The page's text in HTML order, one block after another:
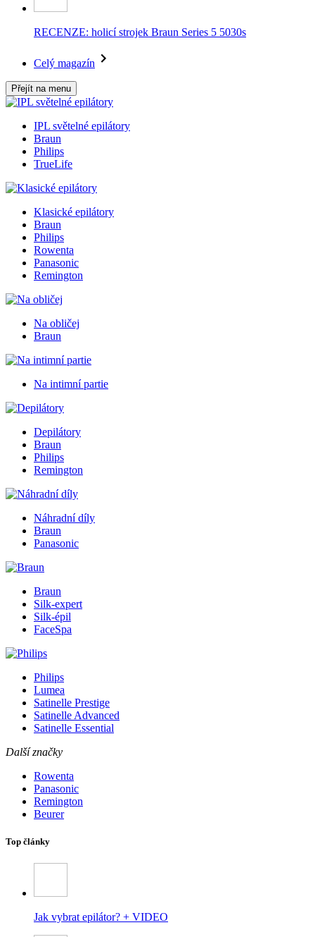
RECENZE: holicí strojek Braun Series 5 5030s
Celý magazín
Přejít na menu
IPL světelné epilátory
Braun
Philips
TrueLife
Klasické epilátory
Braun
Philips
Rowenta
Panasonic
Remington
Na obličej
Braun
Na intimní partie
Depilátory
Braun
Philips
Remington
Náhradní díly
Braun
Panasonic
Braun
Silk-expert
Silk-épil
FaceSpa
Philips
Lumea
Satinelle Prestige
Satinelle Advanced
Satinelle Essential
Další značky
Rowenta
Panasonic
Remington
Beurer
Top články
Jak vybrat epilátor? + VIDEO